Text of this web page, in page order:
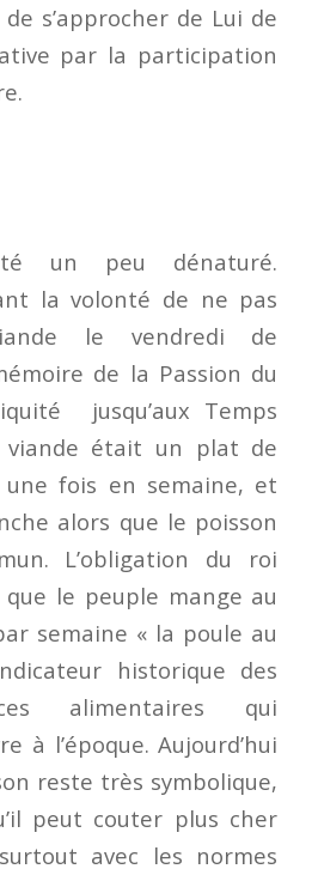
s’approcher de Lui de
par la participation
un peu dénaturé.
la volonté de ne pas
le vendredi de
de la Passion du
jusqu’aux Temps
était un plat de
une fois en semaine, et
alors que le poisson
L’obligation du roi
que le peuple mange au
semaine « la poule au
historique des
alimentaires qui
à l’époque. Aujourd’hui
reste très symbolique,
peut couter plus cher
avec les normes